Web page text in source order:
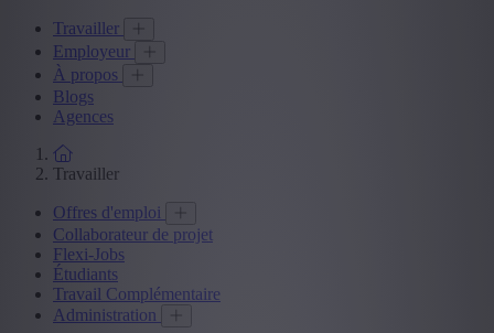
Travailler
Employeur
À propos
Blogs
Agences
Travailler
Offres d'emploi
Collaborateur de projet
Flexi-Jobs
Étudiants
Travail Complémentaire
Administration